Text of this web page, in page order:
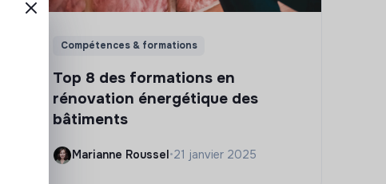
Compétences & formations
Top 8 des formations en
rénovation énergétique des
bâtiments
Marianne Roussel•21 janvier 2025